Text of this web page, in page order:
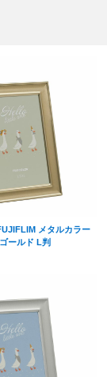
メタルカラー
ールド L判